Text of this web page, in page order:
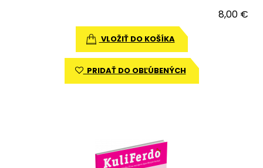
8,00 €
VLOŽIŤ DO KOŠÍKA
PRIDAŤ DO OBĽÚBENÝCH